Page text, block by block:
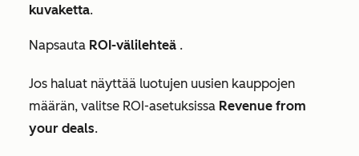
kuvaketta.
Napsauta ROI-välilehteä .
Jos haluat näyttää luotujen uusien kauppojen
määrän, valitse ROI-asetuksissa Revenue from
your deals.